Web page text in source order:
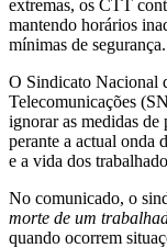
extremas, os CTT
mantendo horários
mínimas de segurança.
O Sindicato Nacional
Telecomunicações
ignorar as medidas
perante a actual onda
e a vida dos
No comunicado, o
morte de um
quando ocorrem